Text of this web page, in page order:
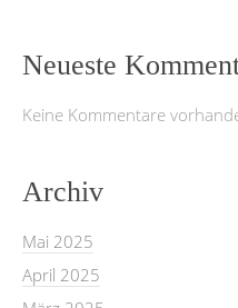
Neueste
Keine Kommentare
Archiv
Mai 2025
April 2025